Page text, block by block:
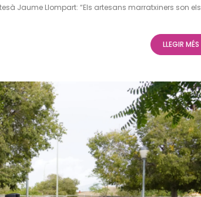
Jaume Llompart: “Els artesans marratxiners son els
LLEGIR MÉS